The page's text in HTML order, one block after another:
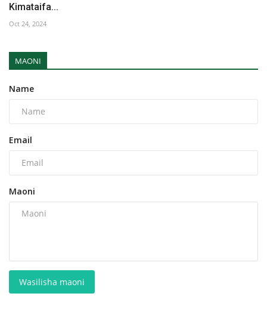
Kimataifa...
Oct 24, 2024
MAONI
Name
Email
Maoni
Wasilisha maoni